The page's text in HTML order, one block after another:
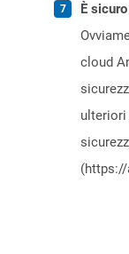
È
cloud
ulteriori